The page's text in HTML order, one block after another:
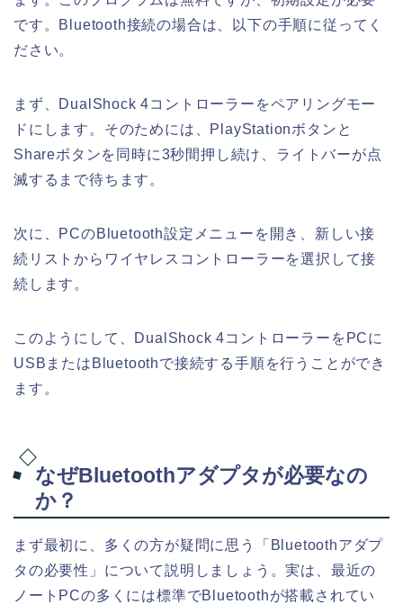
です。Bluetooth接続の場合は、以下の手順に従ってく
ださい。
まず、DualShock 4コントローラーをペアリングモー
ドにします。そのためには、PlayStationボタンと
Shareボタンを同時に3秒間押し続け、ライトバーが点
滅するまで待ちます。
次に、PCのBluetooth設定メニューを開き、新しい接
続リストからワイヤレスコントローラーを選択して接
続します。
このようにして、DualShock 4コントローラーをPCに
USBまたはBluetoothで接続する手順を行うことができ
ます。
なぜBluetoothアダプタが必要なの
か？
まず最初に、多くの方が疑問に思う「Bluetoothアダプ
タの必要性」について説明しましょう。実は、最近の
ノートPCの多くには標準でBluetoothが搭載されてい